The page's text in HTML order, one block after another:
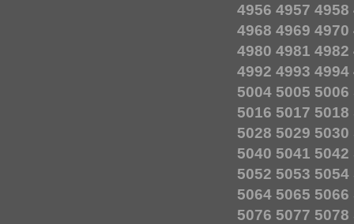
4956 4957 4958
4968 4969 4970
4980 4981 4982
4992 4993 4994
5004 5005 5006
5016 5017 5018
5028 5029 5030
5040 5041 5042
5052 5053 5054
5064 5065 5066
5076 5077 5078